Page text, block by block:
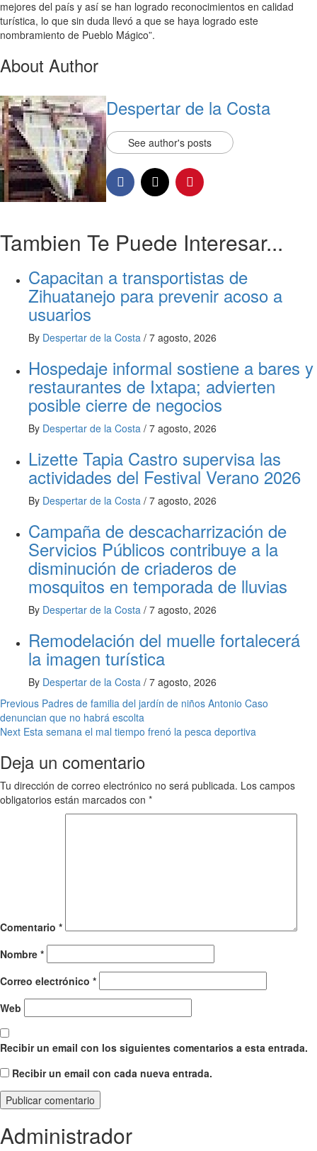
mejores del país y así se han logrado reconocimientos en calidad
turística, lo que sin duda llevó a que se haya logrado este
nombramiento de Pueblo Mágico”.
About Author
Despertar de la Costa
See author's posts
Tambien Te Puede Interesar...
Capacitan a transportistas de
Zihuatanejo para prevenir acoso a
usuarios
By Despertar de la Costa / 7 agosto, 2026
Hospedaje informal sostiene a bares y
restaurantes de Ixtapa; advierten
posible cierre de negocios
By Despertar de la Costa / 7 agosto, 2026
Lizette Tapia Castro supervisa las
actividades del Festival Verano 2026
By Despertar de la Costa / 7 agosto, 2026
Campaña de descacharrización de
Servicios Públicos contribuye a la
disminución de criaderos de
mosquitos en temporada de lluvias
By Despertar de la Costa / 7 agosto, 2026
Remodelación del muelle fortalecerá
la imagen turística
By Despertar de la Costa / 7 agosto, 2026
Post
navigation
Previous Padres de familia del jardín de niños Antonio Caso
denuncian que no habrá escolta
Next Esta semana el mal tiempo frenó la pesca deportiva
Deja un comentario
Tu dirección de correo electrónico no será publicada. Los campos
obligatorios están marcados con *
Comentario *
Nombre *
Correo electrónico *
Web
Recibir un email con los siguientes comentarios a esta entrada.
Recibir un email con cada nueva entrada.
Administrador